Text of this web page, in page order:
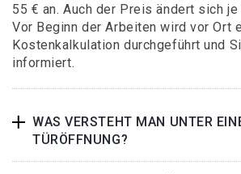
55 € an. Auch der Preis ändert sich je
Vor Beginn der Arbeiten wird vor Ort
Kostenkalkulation durchgeführt und
informiert.
WAS VERSTEHT MAN UNTER
TÜRÖFFNUNG?